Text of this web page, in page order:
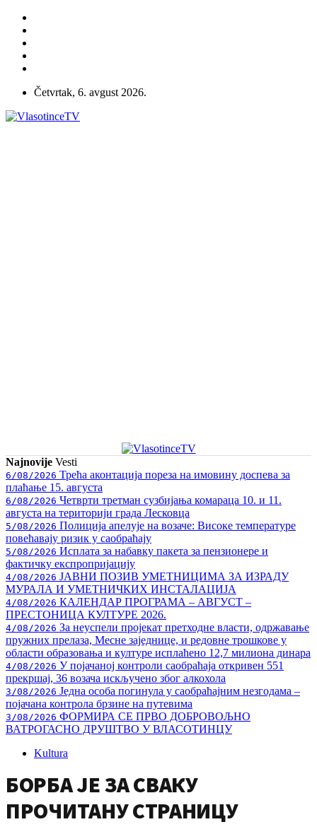
Četvrtak, 6. avgust 2026.
Najnovije Vesti
6/08/2026 Трећа аконтација пореза на имовину доспева за
плаћање 15. августа
6/08/2026 Четврти третман сузбијања комараца 10. и 11.
августа на територији града Лесковца
5/08/2026 Полиција апелује на возаче: Високе температуре
повећавају ризик у саобраћају
5/08/2026 Исплата за набавку пакета за пензионере и
фактичку експропријацију
4/08/2026 ЈАВНИ ПОЗИВ УМЕТНИЦИМА ЗА ИЗРАДУ
МУРАЛА И УМЕТНИЧКИХ ИНСТАЛАЦИЈА
4/08/2026 КАЛЕНДАР ПРОГРАМА – АВГУСТ –
ПРЕСТОНИЦА КУЛТУРЕ 2026.
4/08/2026 За неуспели пројекат претходне власти, одржавање
пружних прелаза, Месне заједнице, и редовне трошкове у
области образовања и културе исплаћено 12,7 милиона динара
4/08/2026 У појачаној контроли саобраћаја откривен 551
прекршај, 36 возача искључено због алкохола
3/08/2026 Једна особа погинула у саобраћајним незгодама –
појачана контрола брзине на путевима
3/08/2026 ФОРМИРА СЕ ПРВО ДОБРОВОЉНО
ВАТРОГАСНО ДРУШТВО У ВЛАСОТИНЦУ
Kultura
БОРБА ЈЕ ЗА СВАКУ
ПРОЧИТАНУ СТРАНИЦУ